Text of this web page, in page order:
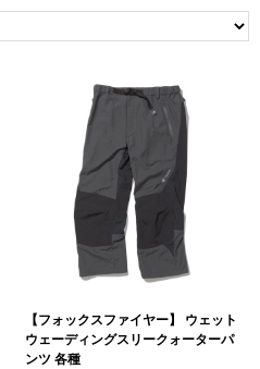
【フォックスファイヤー】 ウェット
ウェーディングスリークォーターパ
ンツ 各種